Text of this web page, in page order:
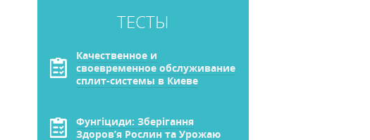
ТЕСТЫ
Качественное и
своевременное обслуживание
сплит-системы в Киеве
Фунгіциди: Зберігання
Здоров’я Рослин та Урожаю